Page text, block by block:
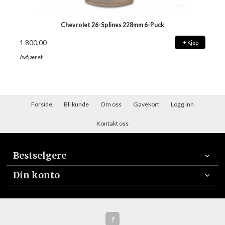
Chevrolet 26-Splines 228mm 6-Puck
1 800,00 Kjøp
Avfjæret
Forside Bli kunde Om oss Gavekort Logg inn
Kontakt oss
Bestselgere
Din konto